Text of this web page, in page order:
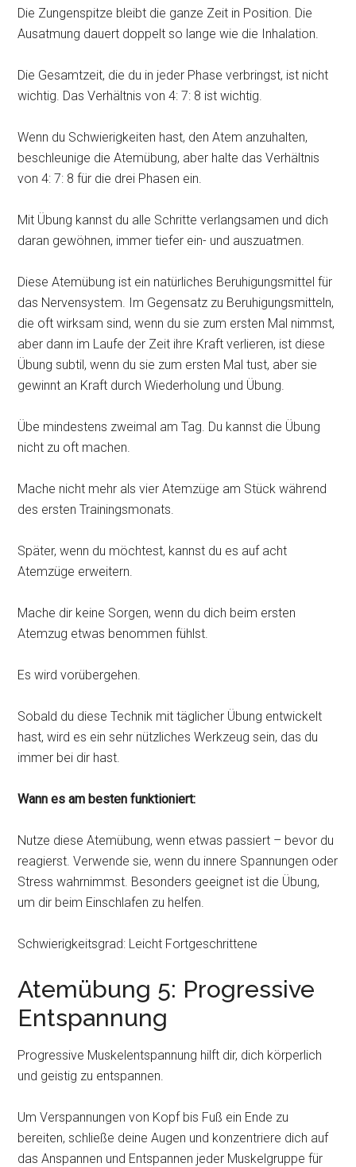
Die Zungenspitze bleibt die ganze Zeit in Position. Die
Ausatmung dauert doppelt so lange wie die Inhalation.
Die Gesamtzeit, die du in jeder Phase verbringst, ist nicht
wichtig. Das Verhältnis von 4: 7: 8 ist wichtig.
Wenn du Schwierigkeiten hast, den Atem anzuhalten,
beschleunige die Atemübung, aber halte das Verhältnis
von 4: 7: 8 für die drei Phasen ein.
Mit Übung kannst du alle Schritte verlangsamen und dich
daran gewöhnen, immer tiefer ein- und auszuatmen.
Diese Atemübung ist ein natürliches Beruhigungsmittel für
das Nervensystem. Im Gegensatz zu Beruhigungsmitteln,
die oft wirksam sind, wenn du sie zum ersten Mal nimmst,
aber dann im Laufe der Zeit ihre Kraft verlieren, ist diese
Übung subtil, wenn du sie zum ersten Mal tust, aber sie
gewinnt an Kraft durch Wiederholung und Übung.
Übe mindestens zweimal am Tag. Du kannst die Übung
nicht zu oft machen.
Mache nicht mehr als vier Atemzüge am Stück während
des ersten Trainingsmonats.
Später, wenn du möchtest, kannst du es auf acht
Atemzüge erweitern.
Mache dir keine Sorgen, wenn du dich beim ersten
Atemzug etwas benommen fühlst.
Es wird vorübergehen.
Sobald du diese Technik mit täglicher Übung entwickelt
hast, wird es ein sehr nützliches Werkzeug sein, das du
immer bei dir hast.
Wann es am besten funktioniert:
Nutze diese Atemübung, wenn etwas passiert – bevor du
reagierst. Verwende sie, wenn du innere Spannungen oder
Stress wahrnimmst. Besonders geeignet ist die Übung,
um dir beim Einschlafen zu helfen.
Schwierigkeitsgrad: Leicht Fortgeschrittene
Atemübung 5: Progressive
Entspannung
Progressive Muskelentspannung hilft dir, dich körperlich
und geistig zu entspannen.
Um Verspannungen von Kopf bis Fuß ein Ende zu
bereiten, schließe deine Augen und konzentriere dich auf
das Anspannen und Entspannen jeder Muskelgruppe für